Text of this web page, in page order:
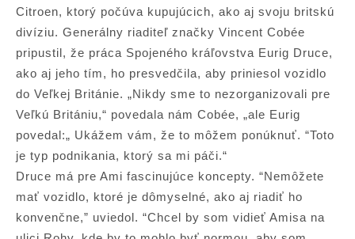
Citroen, ktorý počúva kupujúcich, ako aj svoju britskú
divíziu. Generálny riaditeľ značky Vincent Cobée
pripustil, že práca Spojeného kráľovstva Eurig Druce,
ako aj jeho tím, ho presvedčila, aby priniesol vozidlo
do Veľkej Británie. „Nikdy sme to nezorganizovali pre
Veľkú Britániu,“ povedala nám Cobée, „ale Eurig
povedal:„ Ukážem vám, že to môžem ponúknuť. “Toto
je typ podnikania, ktorý sa mi páči.“
Druce má pre Ami fascinujúce koncepty. “Nemôžete
mať vozidlo, ktoré je dômyselné, ako aj riadiť ho
konvenčne,” uviedol. “Chcel by som vidieť Amisa na